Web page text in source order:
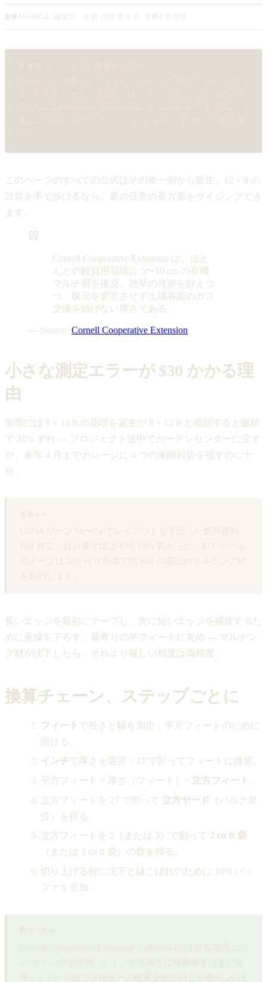
監修 MulchCalc 編集部 · 更新 2026 年 6 月 · 出典4 件引用
このページのすべての公式はその単一例から派生。12 × 8 の
計算を手で歩けるなら、庭の任意の長方形をサイジングでき
ます。
Cornell Cooperative Extension は、ほと
んどの観賞用花壇に 5〜10 cm の有機
マルチ層を推奨。雑草の発芽を抑えつ
つ、株元を窒息させず土壌表面のガス
交換を妨げない厚さである。
— Source: Cornell Cooperative Extension
小さな測定エラーが $30 かかる理
由
実際には 9 × 14 ft の花壇を家主が 8 × 12 ft と推測すると面積
で 31% ずれ — プロジェクト途中でガーデンセンターに戻す
か、来年 4 月までガレージに 4 つの未開封袋を残すのに十
分。
USDA ゾーン 5b〜7a でレイアウトを手伝った郊外庭約
180 件で、目分量寸法は平均 18% 高かった。$15 リール
式テープは 200 sq ft 花壇で約 $35 の袋詰めマルチング材
を節約します。
長いエッジを最初にテープし、次に短いエッジを捕捉するた
めに垂線を下ろす。最寄りの半フィートに丸め — マルチン
グ材が沈下したら、それより厳しい精度は偽精度。
換算チェーン、ステップごとに
フィート で長さと幅を測定；平方フィートのために
掛ける。
インチで厚さを選択；12 で割ってフィートに換算。
平方フィート × 厚さ（フィート）= 立方フィート
立方フィートを 27 で割って 立方ヤード
（バルク単
位）を得る。
立方フィートを 2（または 3）で割って 2 cu ft 袋
（または 3 cu ft 袋）の数を得る。
切り上げる前に沈下と縁こぼれのために 10% バッ
ファを追加。